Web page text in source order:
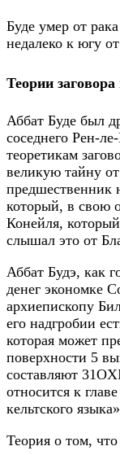
Буде умер от
недалеко к югу
Теории
Аббат Буде был
соседнего Рен-
теоретикам
великую тайну
предшественник
который, в свою
Конейля,
слышал это от
Аббат Будэ, как
денег экономке
архиепископу
его надгробии
которая может
поверхности 5
составляют
относится к
кельтского
Теория о том,